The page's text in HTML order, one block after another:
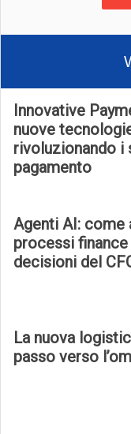
Innovative
nuove
rivoluzionando i
pagamento
Agenti AI:
processi
decisioni del
La nuova
passo verso